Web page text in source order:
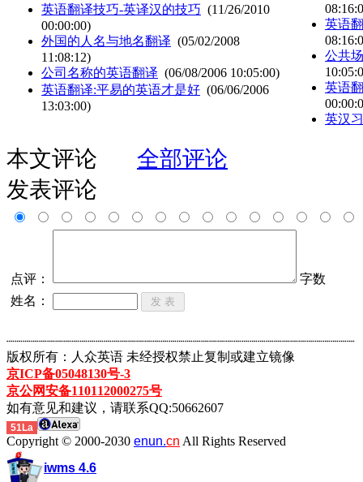
英语翻译技巧-英译汉的技巧 (11/26/2010
00:00:00)
外国的人名与地名翻译 (05/02/2008
11:08:12)
公司名称的英语翻译 (06/08/2006 10:05:00)
英语翻译:平易的英语才是好 (06/06/2006
13:03:00)
英语
公共
英语
英汉
本文评论
全部评论
发表评论
点评：
字数
姓名：
┈┈┈┈┈┈┈┈┈┈┈┈┈┈┈┈┈┈┈┈┈┈┈┈┈┈┈┈┈┈┈┈┈┈┈┈┈┈┈┈┈┈┈
版权所有：人众英语 未经授权禁止复制或建立镜像
京ICP备05048130号-3
京公网安备110112000275号
如有意见和建议，请联系QQ:50662607
51La
Copyright © 2000-2030 enun.cn All Rights Reserved
iwms 4.6